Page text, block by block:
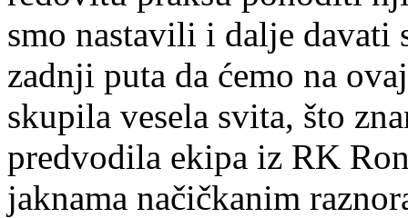
smo nastavili i dalje
zadnji puta da ćemo na
skupila vesela svita, što
predvodila ekipa iz RK
jaknama načičkanim